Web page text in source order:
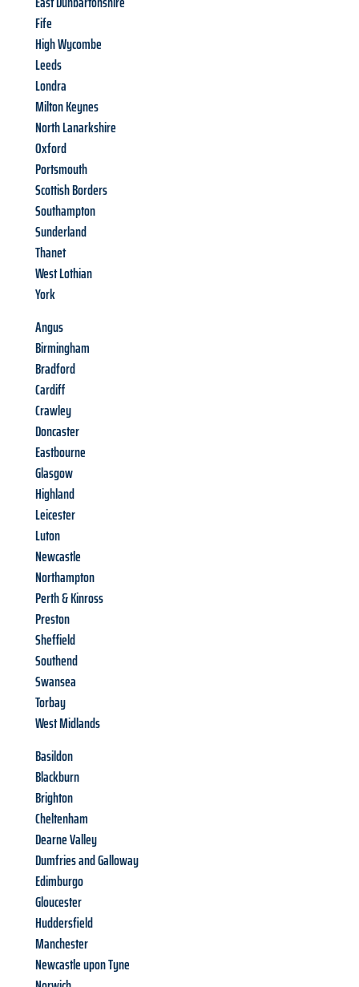
Fife
High Wycombe
Leeds
Londra
Milton Keynes
North Lanarkshire
Oxford
Portsmouth
Scottish Borders
Southampton
Sunderland
Thanet
West Lothian
York
Angus
Birmingham
Bradford
Cardiff
Crawley
Doncaster
Eastbourne
Glasgow
Highland
Leicester
Luton
Newcastle
Northampton
Perth & Kinross
Preston
Sheffield
Southend
Swansea
Torbay
West Midlands
Basildon
Blackburn
Brighton
Cheltenham
Dearne Valley
Dumfries and Galloway
Edimburgo
Gloucester
Huddersfield
Manchester
Newcastle upon Tyne